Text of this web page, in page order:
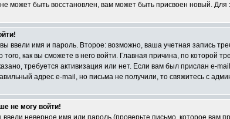
может быть восстановлен, вам может быть присвоен новый. Для
ввели имя и пароль. Второе: возможно, ваша учетная запись
как вы сможете в него войти. Главная причина, по
требуется активизация или нет. Если вам был прислан e-
адрес e-mail, но письма не получили, то свяжитесь с
не могу войти!
неверное имя или пароль (проверьте письмо, которое вам